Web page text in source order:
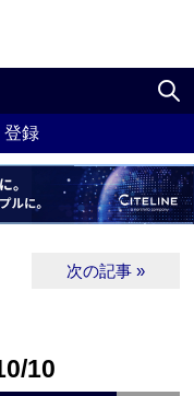
登録
次の記事 »
10